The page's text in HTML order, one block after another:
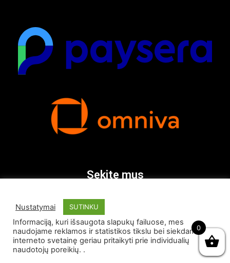
Sekite mus
© Visos teisės saugomos 2026
Nustatymai SUTINKU
Informaciją, kuri išsaugota slapukų failuose, mes
naudojame reklamos ir statistikos tikslu bei siekdami
interneto svetainę geriau pritaikyti prie individualių
naudotojų poreikių. .
0